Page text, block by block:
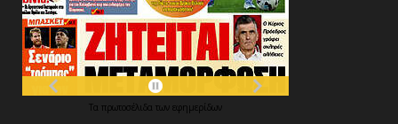
Τα πρωτοσέλιδα των εφημερίδων